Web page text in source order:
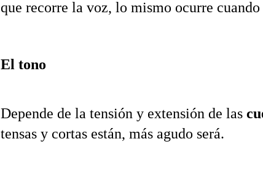
que recorre la voz, lo mismo ocurre cuando
El tono
Depende de la tensión y extensión de las
tensas y cortas están, más agudo será.